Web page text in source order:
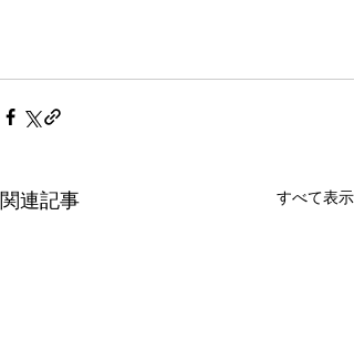
関連記事 すべて表示